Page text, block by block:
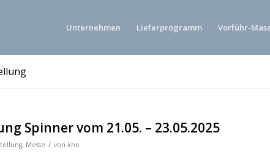
Unternehmen Lieferprogramm Vorführ-
Spinner vom 21.05. – 23.05.2025
, Messe / von kho